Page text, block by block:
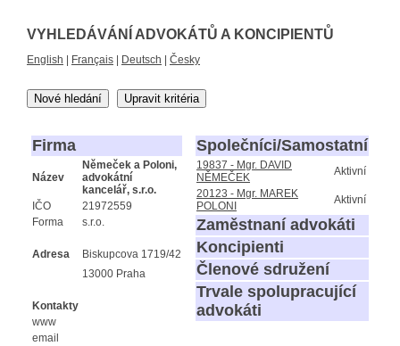
VYHLEDÁVÁNÍ ADVOKÁTŮ A KONCIPIENTŮ
English Français Deutsch Česky
Nové hledání Upravit kritéria
Firma
Název
Němeček a Poloni,
advokátní
kancelář, s.r.o.
IČO
21972559
Forma
s.r.o.
Adresa
Biskupcova 1719/42
13000 Praha
Kontakty
www
email
Společníci/Samostatní
19837 - Mgr. DAVID
NĚMEČEK
Aktivní
20123 - Mgr. MAREK
POLONI
Aktivní
Zaměstnaní advokáti
Koncipienti
Členové sdružení
Trvale spolupracující
advokáti